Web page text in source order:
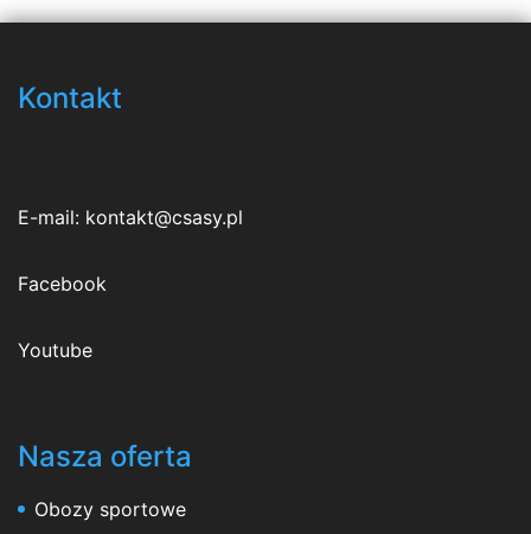
Kontakt
E-mail: kontakt@csasy.pl
Facebook
Youtube
Nasza oferta
Obozy sportowe